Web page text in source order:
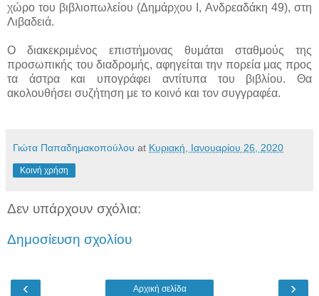
χώρο του βιβλιοπωλείου (Δημάρχου I, Ανδρεαδάκη 49), στη
Λιβαδειά.
Ο διακεκριμένος επιστήμονας θυμάται σταθμούς της
προσωπικής του διαδρομής, αφηγείται την πορεία μας προς
τα άστρα και υπογράφει αντίτυπα του βιβλίου. Θα
ακολουθήσει συζήτηση με το κοινό και τον συγγραφέα.
Γιώτα Παπαδημακοπούλου at Κυριακή, Ιανουαρίου 26, 2020
Κοινή χρήση
Δεν υπάρχουν σχόλια:
Δημοσίευση σχολίου
‹ ›
Αρχική σελίδα